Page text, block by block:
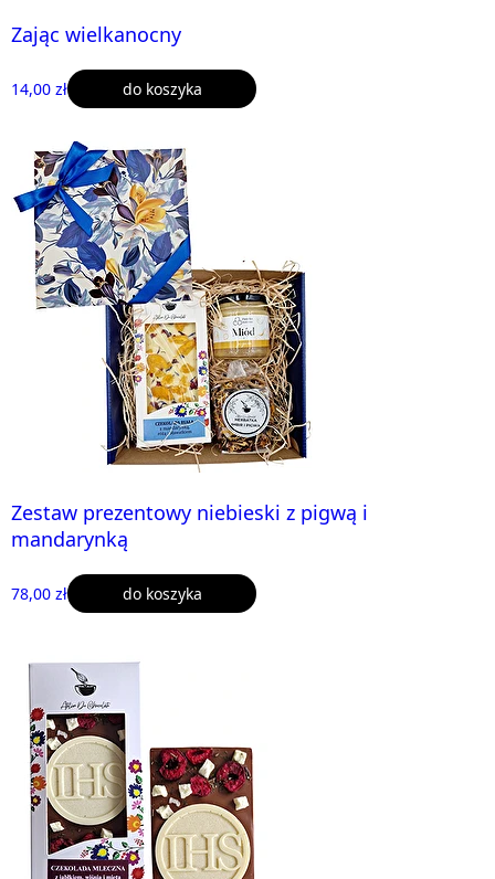
Zając wielkanocny
14,00 zł do koszyka
Zestaw prezentowy niebieski z pigwą i
mandarynką
78,00 zł do koszyka